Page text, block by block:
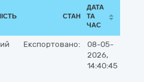
СТАН
ДАТА
ТА
ЧАС
Експортовано:
08-05-
2026,
14:40:45